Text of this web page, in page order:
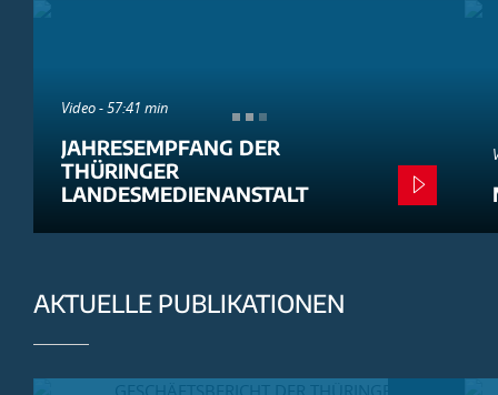
Video - 57:41 min
JAHRESEMPFANG DER
THÜRINGER
LANDESMEDIENANSTALT
AKTUELLE PUBLIKATIONEN